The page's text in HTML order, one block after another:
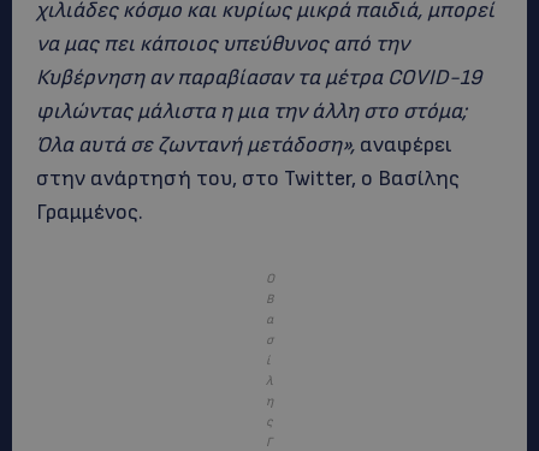
χιλιάδες κόσμο και κυρίως μικρά παιδιά, μπορεί
να μας πει κάποιος υπεύθυνος από την
Κυβέρνηση αν παραβίασαν τα μέτρα COVID-19
φιλώντας μάλιστα η μια την άλλη στο στόμα;
Όλα αυτά σε ζωντανή μετάδοση», αναφέρει
στην ανάρτησή του, στο Twitter, ο Βασίλης
Γραμμένος.
O
B
α
σ
ί
λ
η
ς
Γ